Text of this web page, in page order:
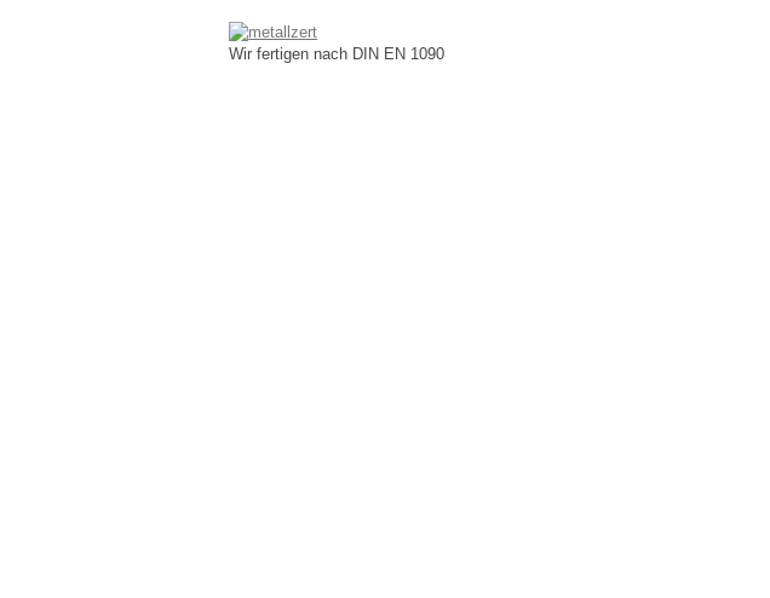
Wir fertigen nach DIN EN 1090